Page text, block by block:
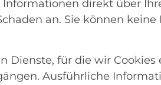
direkt über
an. Sie können
Dienste, für die wir
Ausführliche